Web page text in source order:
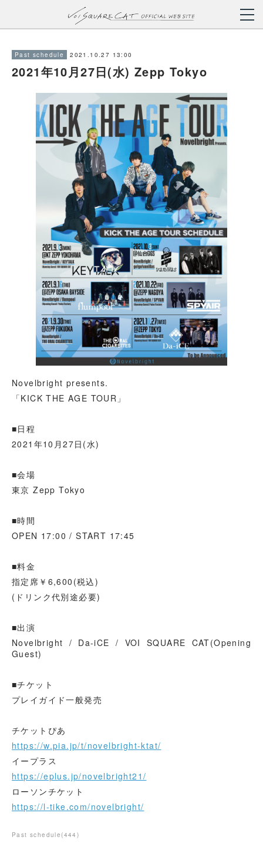
Past schedule 2021.10.27 13:00
2021年10月27日(水) Zepp Tokyo
Novelbright presents.
「KICK THE AGE TOUR」
■日程
2021年10月27日(水)
■会場
東京 Zepp Tokyo
■時間
OPEN 17:00 / START 17:45
■料金
指定席￥6,600(税込)
(ドリンク代別途必要)
■出演
Novelbright / Da-iCE / VOI SQUARE CAT(Opening
Guest)
■チケット
プレイガイド一般発売
チケットぴあ
https://w.pia.jp/t/novelbright-ktat/
イープラス
https://eplus.jp/novelbright21/
ローソンチケット
https://l-tike.com/novelbright/
Past schedule (444 )